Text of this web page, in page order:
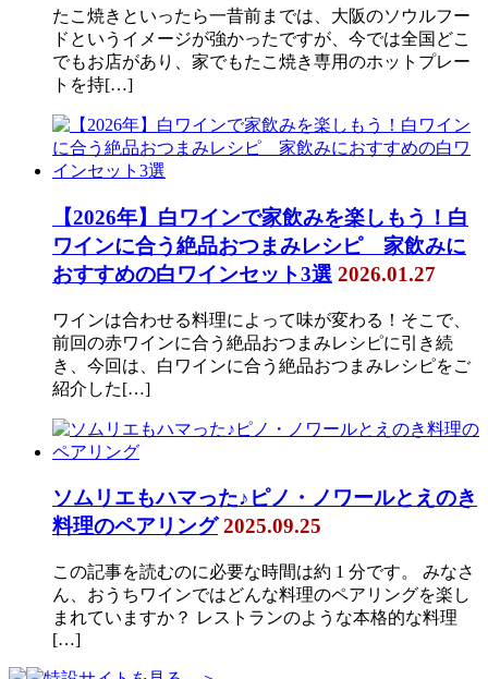
たこ焼きといったら一昔前までは、大阪のソウルフー
ドというイメージが強かったですが、今では全国どこ
でもお店があり、家でもたこ焼き専用のホットプレー
トを持[…]
【2026年】白ワインで家飲みを楽しもう！白
ワインに合う絶品おつまみレシピ 家飲みに
おすすめの白ワインセット3選 2026.01.27
ワインは合わせる料理によって味が変わる！そこで、
前回の赤ワインに合う絶品おつまみレシピに引き続
き、今回は、白ワインに合う絶品おつまみレシピをご
紹介した[…]
ソムリエもハマった♪ピノ・ノワールとえのき
料理のペアリング 2025.09.25
この記事を読むのに必要な時間は約 1 分です。 みなさ
ん、おうちワインではどんな料理のペアリングを楽し
まれていますか？ レストランのような本格的な料理
[…]